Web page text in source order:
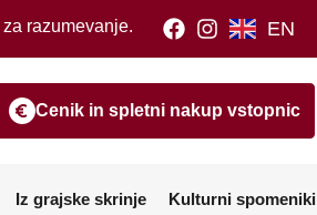
razumevanje. EN
Cenik in spletni nakup vstopnic
Iz grajske skrinje Kulturni spomeniki